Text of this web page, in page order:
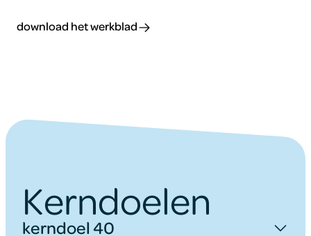
download het werkblad
Kerndoelen
kerndoel 40